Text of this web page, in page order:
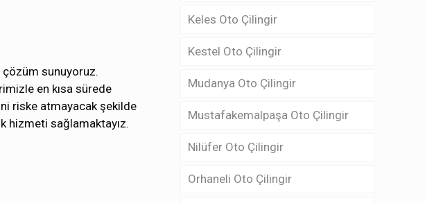
sunuyoruz.
en kısa sürede
riske atmayacak şekilde
hizmeti sağlamaktayız.
Keles Oto Çilingir
Kestel Oto Çilingir
Mudanya Oto Çilingir
Mustafakemalpaşa Oto Çilingir
Nilüfer Oto Çilingir
Orhaneli Oto Çilingir